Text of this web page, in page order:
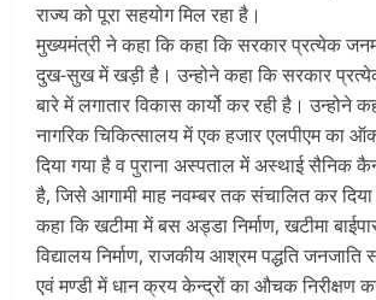
राज्य को पूरा सहयोग मिल रहा है।
मुख्यमंत्री ने कहा कि कहा कि सरकार प्रत्येक
दुख-सुख में खड़ी है। उन्होने कहा कि सरकार
बारे में लगातार विकास कार्यो कर रही है। उन्होने
नागरिक चिकित्सालय में एक हजार एलपीएम का
दिया गया है व पुराना अस्पताल में अस्थाई सैनिक
है, जिसे आगामी माह नवम्बर तक संचालित कर दिया
कहा कि खटीमा में बस अड्डा निर्माण, खटीमा
विद्यालय निर्माण, राजकीय आश्रम पद्धति
एवं मण्डी में धान क्रय केन्द्रों का औचक निरीक्षण